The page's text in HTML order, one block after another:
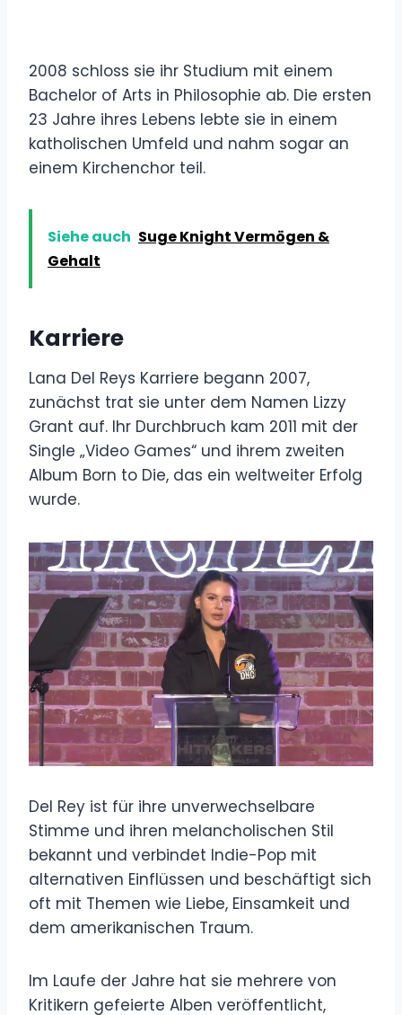
2008 schloss sie ihr Studium mit einem
Bachelor of Arts in Philosophie ab. Die ersten
23 Jahre ihres Lebens lebte sie in einem
katholischen Umfeld und nahm sogar an
einem Kirchenchor teil.
Siehe auch Suge Knight Vermögen &
Gehalt
Karriere
Lana Del Reys Karriere begann 2007,
zunächst trat sie unter dem Namen Lizzy
Grant auf. Ihr Durchbruch kam 2011 mit der
Single „Video Games“ und ihrem zweiten
Album Born to Die, das ein weltweiter Erfolg
wurde.
Del Rey ist für ihre unverwechselbare
Stimme und ihren melancholischen Stil
bekannt und verbindet Indie-Pop mit
alternativen Einflüssen und beschäftigt sich
oft mit Themen wie Liebe, Einsamkeit und
dem amerikanischen Traum.
Im Laufe der Jahre hat sie mehrere von
Kritikern gefeierte Alben veröffentlicht,